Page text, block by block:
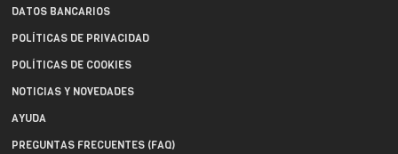
DATOS BANCARIOS
POLÍTICAS DE PRIVACIDAD
POLÍTICAS DE COOKIES
NOTICIAS Y NOVEDADES
AYUDA
PREGUNTAS FRECUENTES (FAQ)